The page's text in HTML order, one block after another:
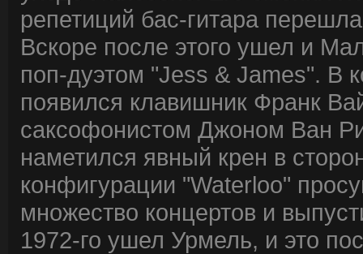
репетиций бас-гитара
Вскоре после этого ушел и
поп-дуэтом "Jess & James". В
появился клавишник Франк
саксофонистом Джоном Ван
наметился явный крен в
конфигурации "Waterloo"
множество концертов и
1972-го ушел Урмель, и это